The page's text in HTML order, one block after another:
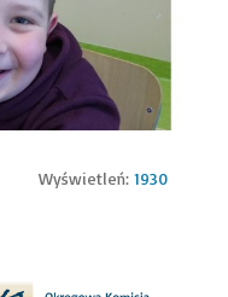
Wyświetleń:1930